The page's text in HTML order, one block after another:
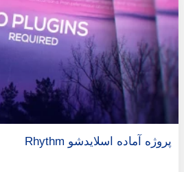
پروژه آماده اسلایدشو Rhythm